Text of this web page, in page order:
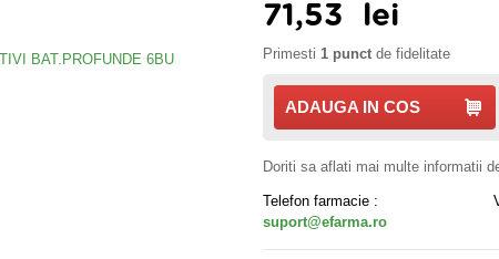
71,53 lei
Primesti 1 punct de fidelitate
ADAUGA IN COS
Doriti sa aflati mai multe informatii
Telefon farmacie :
suport@efarma.ro